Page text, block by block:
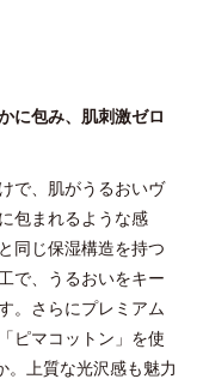
に包み、肌刺激ゼロ
で、肌がうるおいヴ
包まれるような感
同じ保湿構造を持つ
で、うるおいをキー
。さらにプレミアム
ピマコットン」を使
。上質な光沢感も魅力